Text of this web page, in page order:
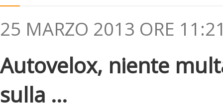
25 MARZO 2013 ORE
Autovelox, niente
sulla ...